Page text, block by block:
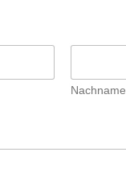
Nachname